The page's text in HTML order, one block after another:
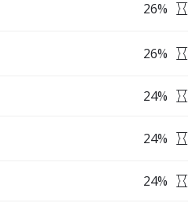
26%
26%
24%
24%
24%